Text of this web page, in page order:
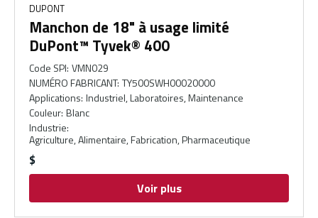
DUPONT
Manchon de 18" à usage limité
DuPont™ Tyvek® 400
Code SPI: VMN029
NUMÉRO FABRICANT: TY500SWH00020000
Applications: Industriel, Laboratoires, Maintenance
Couleur: Blanc
Industrie:
Agriculture, Alimentaire, Fabrication, Pharmaceutique
$
Voir plus